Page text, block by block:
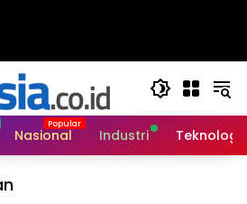
Nasional Industri Teknologi